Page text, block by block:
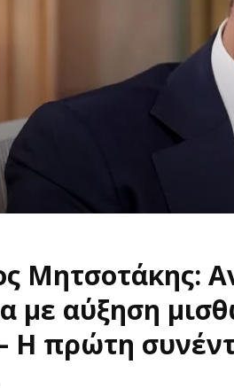
Μητσοτάκης:
με αύξηση
Η πρώτη